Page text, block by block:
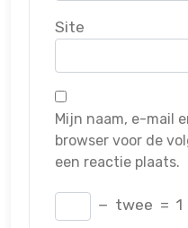
Site
Mijn naam, e-mail
browser voor de
een reactie plaats.
− twee = 1